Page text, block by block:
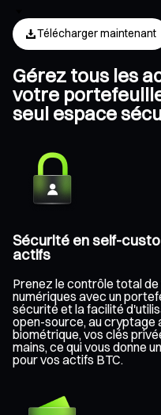
Télécharger maintenant
Gérez tous les
votre
seul espace
Sécurité en self-
actifs
Prenez le contrôle total
numériques avec un
sécurité et la facilité
open-source, au cryptage
biométrique, vos clés
mains, ce qui vous donne
pour vos actifs BTC.